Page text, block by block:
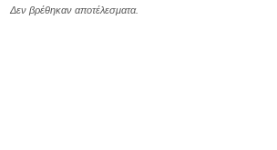
Δεν βρέθηκαν αποτέλεσματα.